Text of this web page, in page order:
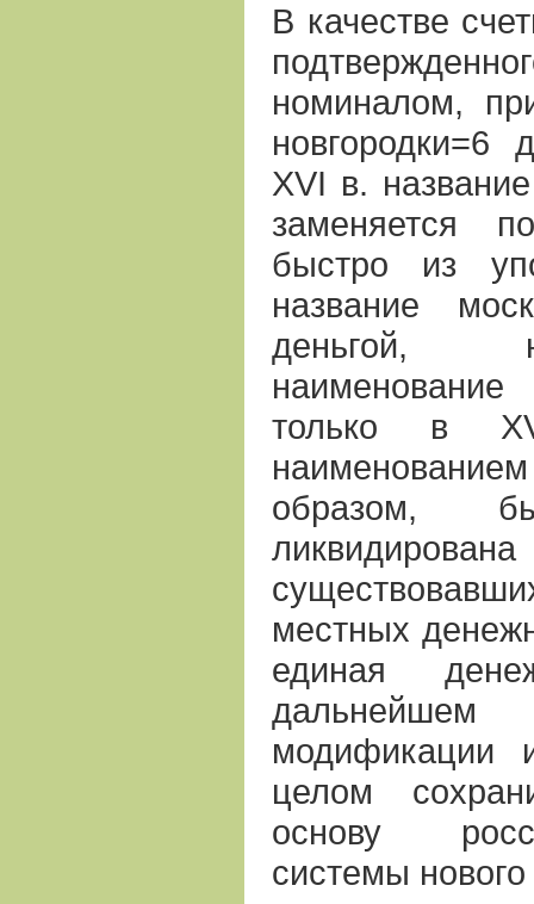
В качестве
номиналом,
новгородки=6
ХVI в.
заменяется
быстро из
название
деньгой,
наименование
только в
образом,
местных
единая
модификации
целом
основу
системы